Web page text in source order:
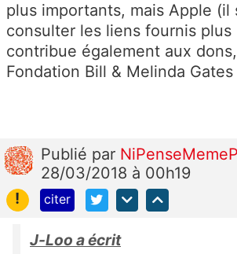
plus importants, mais Apple (il
consulter les liens fournis plus
contribue également aux
Fondation Bill & Melinda
Publié par
28/03/2018 à 00h19
!
citer
J-Loo a écrit